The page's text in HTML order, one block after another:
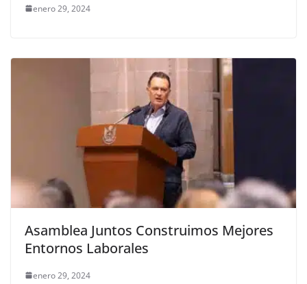
enero 29, 2024
Asamblea Juntos Construimos Mejores
Entornos Laborales
enero 29, 2024